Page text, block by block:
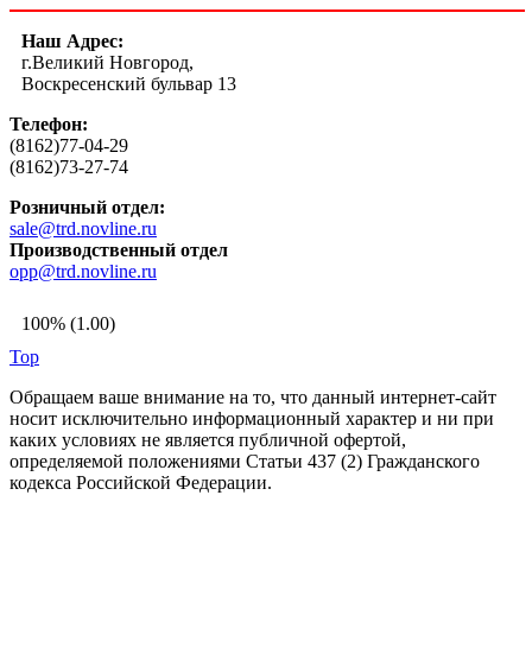
Наш Адрес:
г.Великий Новгород,
Воскресенский бульвар 13
Телефон:
(8162)77-04-29
(8162)73-27-74
Розничный отдел:
sale@trd.novline.ru
Производственный отдел
opp@trd.novline.ru
100% (1.00)
Top
Обращаем ваше внимание на то, что данный интернет-сайт
носит исключительно информационный характер и ни при
каких условиях не является публичной офертой,
определяемой положениями Статьи 437 (2) Гражданского
кодекса Российской Федерации.